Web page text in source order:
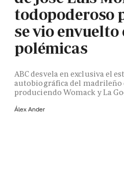
todopoderoso
se vio
polémicas
ABC desvela en exclusiva el
autobiográfica del madrileño
produciendo Womack y La
Álex Ander